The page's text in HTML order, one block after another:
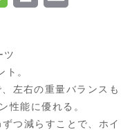
s
a
g
t l
ツ
。
左右の重量バランスも
性能に優れる。
つ減らすことで、ホイ